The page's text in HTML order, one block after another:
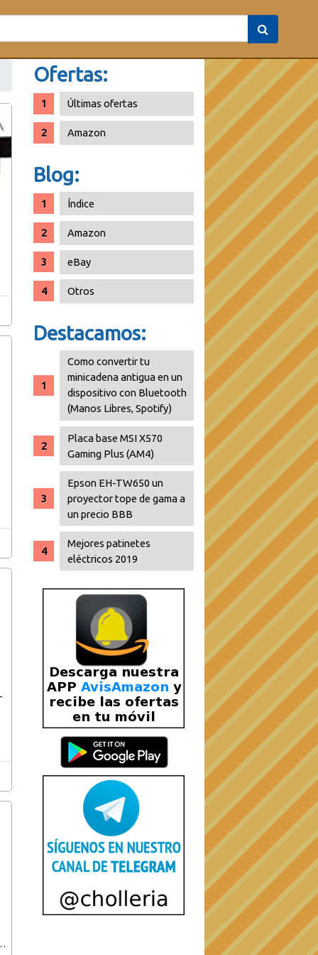
Ofertas:
Últimas ofertas
Amazon
Blog:
Índice
Amazon
eBay
Otros
Destacamos:
Como convertir tu
minicadena antigua en un
dispositivo con Bluetooth
(Manos Libres, Spotify)
Placa base MSI X570
Gaming Plus (AM4)
Epson EH-TW650 un
proyector tope de gama a
un precio BBB
Mejores patinetes
eléctricos 2019